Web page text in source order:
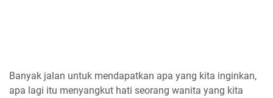
Banyak jalan untuk mendapatkan apa yang kita inginkan,
apa lagi itu menyangkut hati seorang wanita yang kita